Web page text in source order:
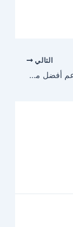
التالي
طريقة عمل طحينة المطاعم أفضل من الجاهزه